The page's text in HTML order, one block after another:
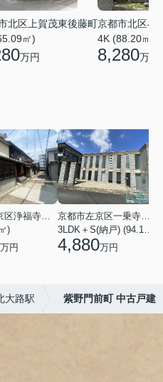
北区上賀茂東後藤町
㎡)
万円
京都市北区小
4K (88.20㎡)
8,280万円
)
万円 4,880万円
大路駅 紫野門前町 中古戸建